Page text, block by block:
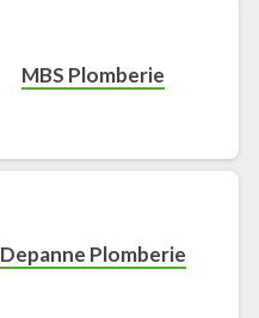
MBS Plomberie
Depanne Plomberie